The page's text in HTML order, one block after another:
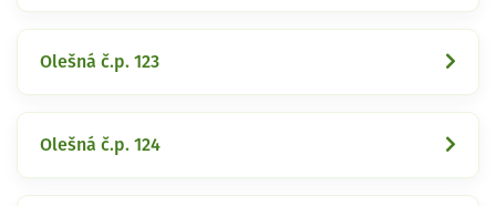
Olešná č.p. 123
Olešná č.p. 124